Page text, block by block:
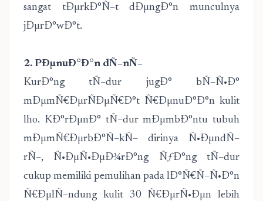
sangat tÐµrkÐ°Ñ–t dÐµngÐ°n munculnya
jÐµrÐ°wÐ°t.
2. PÐµnuÐ°Ð°n dÑ–nÑ–
KurÐ°ng tÑ–dur jugÐ° bÑ–Ñ•Ð°
mÐµmÑ€ÐµrÑÐµÑ€Ð°t Ñ€ÐµnuÐ°Ð°n kulit
lho. KÐ°rÐµnÐ° tÑ–dur mÐµmbÐ°ntu tubuh
mÐµmÑ€ÐµrbÐ°Ñ–kÑ– dirinya Ñ•ÐµndÑ–
rÑ–, Ñ•ÐµÑ•ÐµÐ¾rÐ°ng ÑƒÐ°ng tÑ–dur
cukup memiliki pemulihan pada lÐ°Ñ€Ñ–Ñ•Ð°n
Ñ€ÐµlÑ–ndung kulit 30 Ñ€ÐµrÑ•Ðµn lebih